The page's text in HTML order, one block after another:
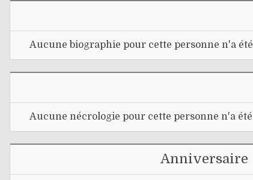
Aucune biographie pour cette personne n'a
Aucune nécrologie pour cette personne n'a
Anniversaire